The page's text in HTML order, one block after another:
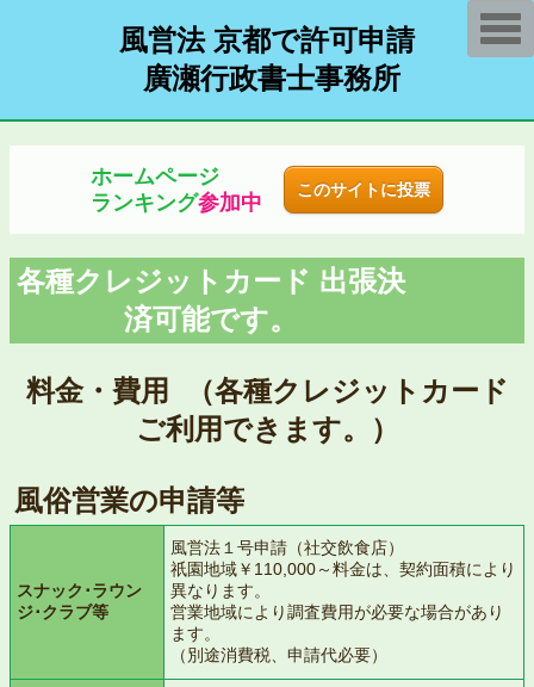
風営法 京都で許可申請
廣瀬行政書士事務所
ホームページ
ランキング参加中
このサイトに投票
各種クレジットカード 出張決
済可能です。
料金・費用 （各種クレジットカード
ご利用できます。）
風俗営業の申請等
スナック･ラウン
ジ･クラブ等
風営法１号申請（社交飲食店）
祇園地域￥110,000～料金は、契約面積により
異なります。
営業地域により調査費用が必要な場合があり
ます。
（別途消費税、申請代必要）
T
o
g
a
t
i